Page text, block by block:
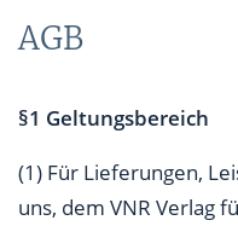
AGB
§1 Geltungsbereich
(1) Für Lieferungen,
uns, dem VNR Verlag